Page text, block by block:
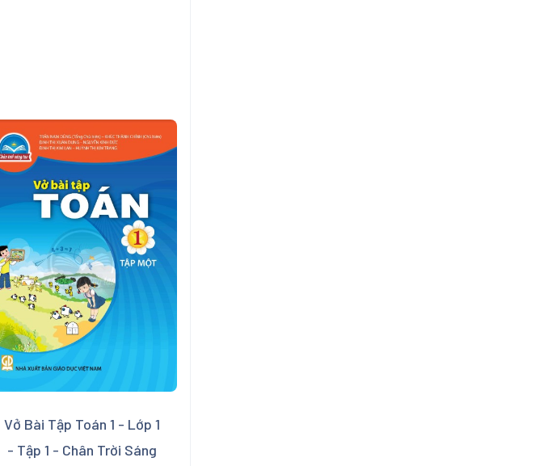
Vở Bài Tập Toán 1 - Lớp 1
- Tập 1 - Chân Trời Sáng